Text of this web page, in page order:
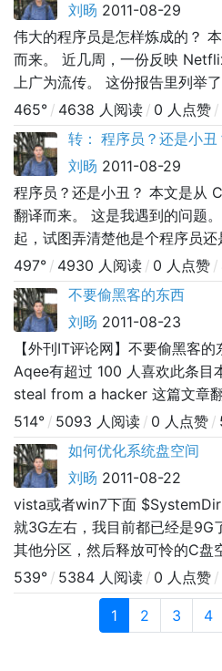
刘旸 2011-08-29
伟大的程序员是怎样炼成的？ 本文是从 LINK 这篇文章翻译
而来。 近几周，一份反映 Netflix 公司企业文化的报告在网
上广为流传。 这份报告里列举
赞的做法，包括这个公司是如何
面有大量的信息是描述Netflix
Netflix公司变成了一个很有吸引
到过有一个关于员工所期 望的内
465° / 4638 人阅读 / 0 人点赞 /
转： 程序员？还是小丑
刘旸 2011-08-29
程序员？还是小丑？ 本文是从 Coder or Clown? 这篇文章
翻译而来。 这是我遇到的问题。 和你从不认识的人坐在一
起，试图弄清楚他是个程序员
任何人的意思，而且，我是第一
努力终于把我变成一个专业小
员，我的天。 就像最近，我面
做Ada。对于程序员新手，我充
热身，我给
497° / 4930 人阅读 / 0 人点赞 /
不要偷黑客的东西
刘旸 2011-08-23
【外刊IT评论网】不要偷黑客
Aqee有超过 100 人喜欢此条
steal from a hacker 这篇文章
生了严重的暴乱事件，打砸抢烧
逮捕了3000多参与暴乱的民众
在此期间。 伦敦暴乱的第二天早上，我回到我的住所、发
现这里被洗劫了，我的
514° / 5093 人阅读 / 0 人点赞 /
如何优化系统盘空间
刘旸 2011-08-22
vista或者win7下面
就3G左右，我目前都已经是9G
其他分区，然后释放可怜的C盘
和 PendMoves这两个文件。请
\windows\system32目录下。
可以到微软官网下载）微软官
539° / 5384 人阅读 / 0 人点赞 /
1 2 3 4